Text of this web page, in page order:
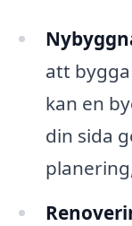
att
kan en
din sida